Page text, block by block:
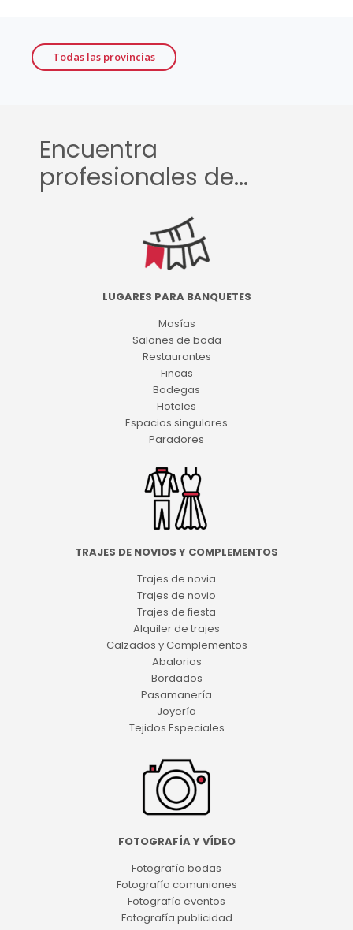
Todas las provincias
Encuentra
profesionales de...
LUGARES PARA BANQUETES
Masías
Salones de boda
Restaurantes
Fincas
Bodegas
Hoteles
Espacios singulares
Paradores
TRAJES DE NOVIOS Y COMPLEMENTOS
Trajes de novia
Trajes de novio
Trajes de fiesta
Alquiler de trajes
Calzados y Complementos
Abalorios
Bordados
Pasamanería
Joyería
Tejidos Especiales
FOTOGRAFÍA Y VÍDEO
Fotografía bodas
Fotografía comuniones
Fotografía eventos
Fotografía publicidad